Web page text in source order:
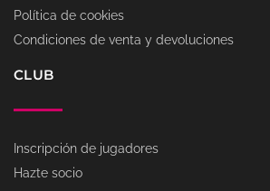
Política de cookies
Condiciones de venta y devoluciones
CLUB
Inscripción de jugadores
Hazte socio